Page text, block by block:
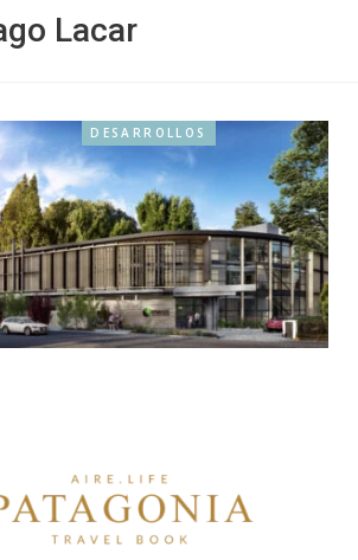
Lacar
DESARROLLOS